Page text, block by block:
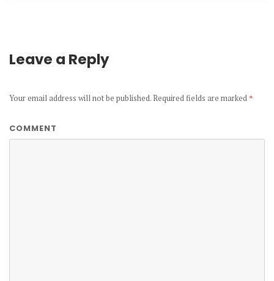
Leave a Reply
Your email address will not be published. Required fields are marked *
COMMENT